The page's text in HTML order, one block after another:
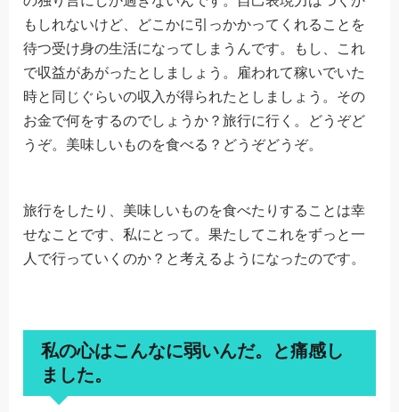
もしれないけど、どこかに引っかかってくれることを
待つ受け身の生活になってしまうんです。もし、これ
で収益があがったとしましょう。雇われて稼いでいた
時と同じぐらいの収入が得られたとしましょう。その
お金で何をするのでしょうか？旅行に行く。どうぞど
うぞ。美味しいものを食べる？どうぞどうぞ。
旅行をしたり、美味しいものを食べたりすることは幸
せなことです、私にとって。果たしてこれをずっと一
人で行っていくのか？と考えるようになったのです。
私の心はこんなに弱いんだ。と痛感し
ました。